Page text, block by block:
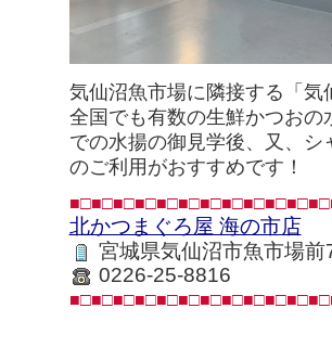
気仙沼魚市場に隣接する「
全国でも有数の生鮮かつお
での水揚の御見学後、又、
のご利用がおすすめです！
北かつまぐろ屋 海の市店
宮城県気仙沼市魚市場
0226-25-8816